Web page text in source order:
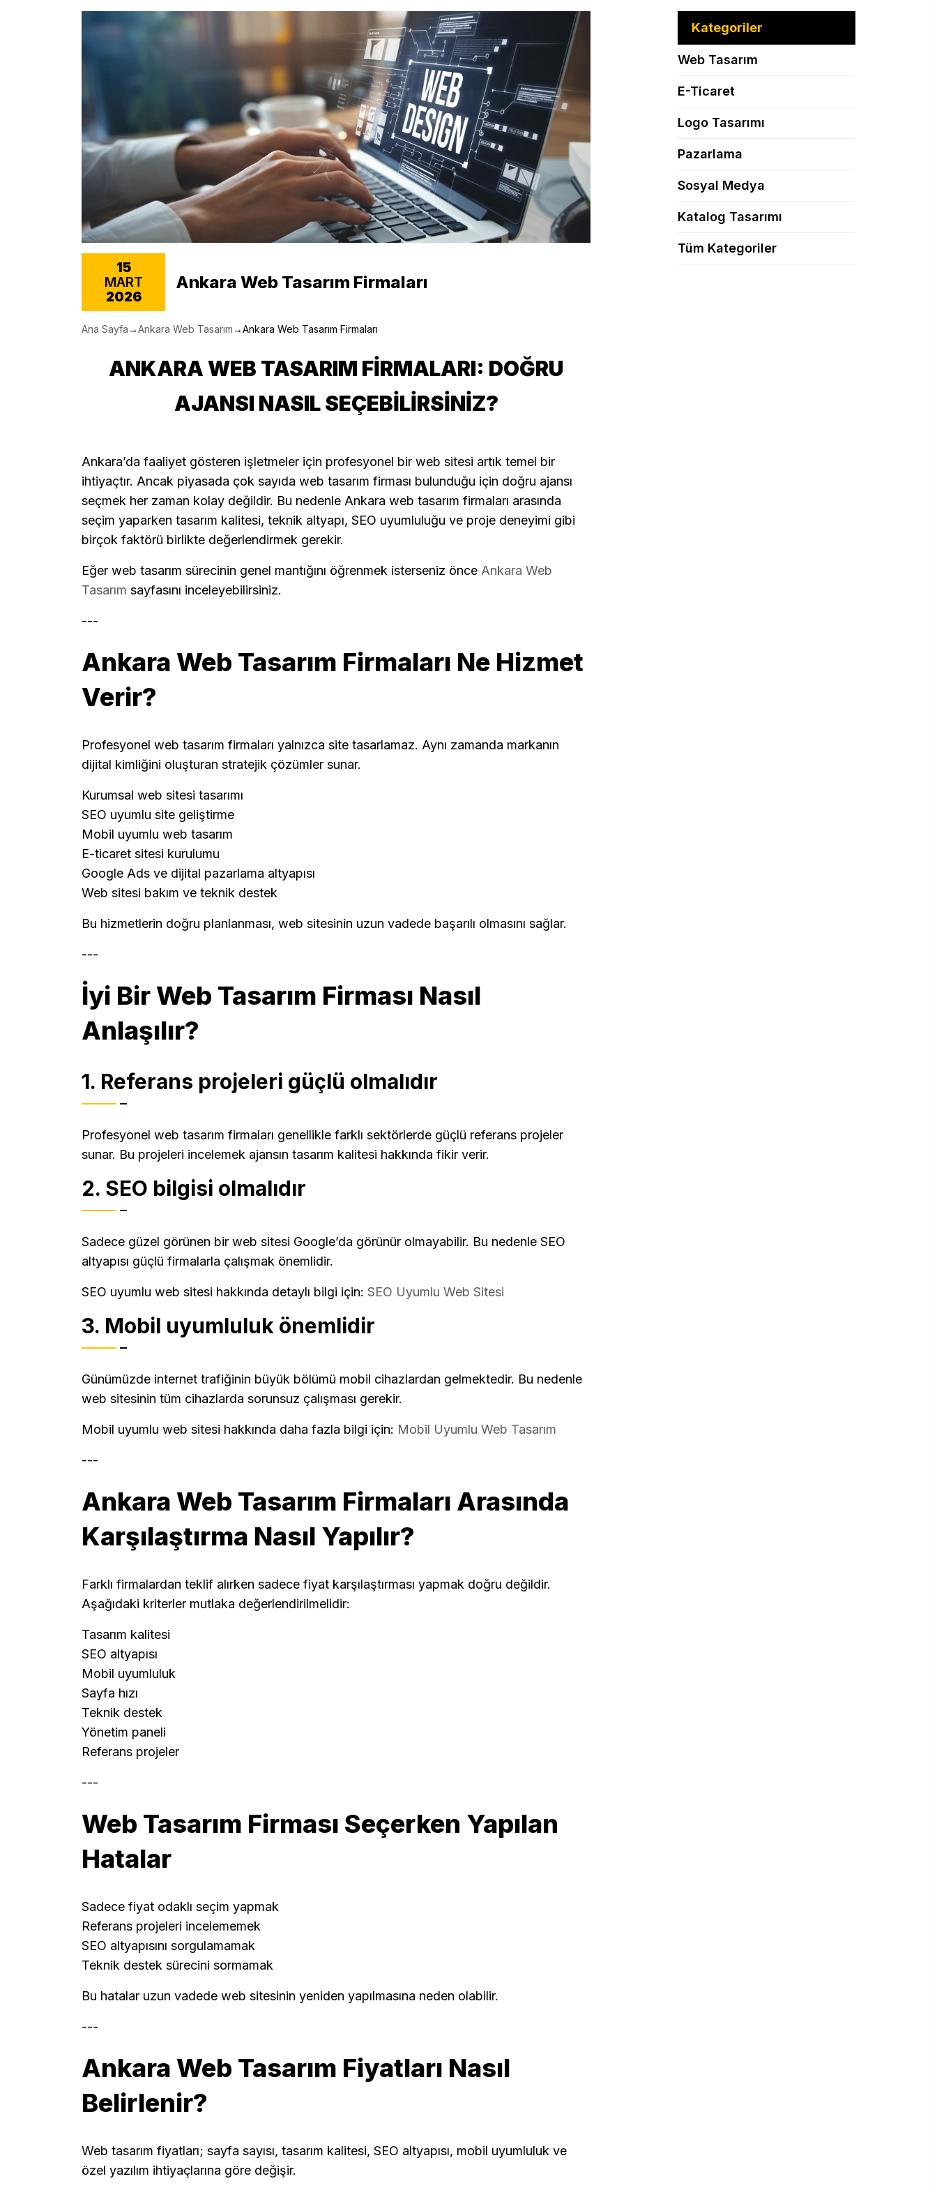
15
MART
2026
Ankara Web Tasarım Firmaları
Ana Sayfa→Ankara Web Tasarım→Ankara Web Tasarım Firmaları
ANKARA WEB TASARIM FIRMALARI: DOĞRU
AJANSI NASIL SEÇEBILIRSINIZ?
Ankara’da faaliyet gösteren işletmeler için profesyonel bir web sitesi artık temel bir
ihtiyaçtır. Ancak piyasada çok sayıda web tasarım firması bulunduğu için doğru ajansı
seçmek her zaman kolay değildir. Bu nedenle Ankara web tasarım firmaları arasında
seçim yaparken tasarım kalitesi, teknik altyapı, SEO uyumluluğu ve proje deneyimi gibi
birçok faktörü birlikte değerlendirmek gerekir.
Eğer web tasarım sürecinin genel mantığını öğrenmek isterseniz önce Ankara Web
Tasarım sayfasını inceleyebilirsiniz.
---
Ankara Web Tasarım Firmaları Ne Hizmet
Verir?
Profesyonel web tasarım firmaları yalnızca site tasarlamaz. Aynı zamanda markanın
dijital kimliğini oluşturan stratejik çözümler sunar.
Kurumsal web sitesi tasarımı
SEO uyumlu site geliştirme
Mobil uyumlu web tasarım
E-ticaret sitesi kurulumu
Google Ads ve dijital pazarlama altyapısı
Web sitesi bakım ve teknik destek
Bu hizmetlerin doğru planlanması, web sitesinin uzun vadede başarılı olmasını sağlar.
---
İyi Bir Web Tasarım Firması Nasıl
Anlaşılır?
1. Referans projeleri güçlü olmalıdır
Profesyonel web tasarım firmaları genellikle farklı sektörlerde güçlü referans projeler
sunar. Bu projeleri incelemek ajansın tasarım kalitesi hakkında fikir verir.
2. SEO bilgisi olmalıdır
Sadece güzel görünen bir web sitesi Google’da görünür olmayabilir. Bu nedenle SEO
altyapısı güçlü firmalarla çalışmak önemlidir.
SEO uyumlu web sitesi hakkında detaylı bilgi için: SEO Uyumlu Web Sitesi
3. Mobil uyumluluk önemlidir
Günümüzde internet trafiğinin büyük bölümü mobil cihazlardan gelmektedir. Bu nedenle
web sitesinin tüm cihazlarda sorunsuz çalışması gerekir.
Mobil uyumlu web sitesi hakkında daha fazla bilgi için: Mobil Uyumlu Web Tasarım
---
Ankara Web Tasarım Firmaları Arasında
Karşılaştırma Nasıl Yapılır?
Farklı firmalardan teklif alırken sadece fiyat karşılaştırması yapmak doğru değildir.
Aşağıdaki kriterler mutlaka değerlendirilmelidir:
Tasarım kalitesi
SEO altyapısı
Mobil uyumluluk
Sayfa hızı
Teknik destek
Yönetim paneli
Referans projeler
---
Web Tasarım Firması Seçerken Yapılan
Hatalar
Sadece fiyat odaklı seçim yapmak
Referans projeleri incelememek
SEO altyapısını sorgulamamak
Teknik destek sürecini sormamak
Bu hatalar uzun vadede web sitesinin yeniden yapılmasına neden olabilir.
---
Ankara Web Tasarım Fiyatları Nasıl
Belirlenir?
Web tasarım fiyatları; sayfa sayısı, tasarım kalitesi, SEO altyapısı, mobil uyumluluk ve
özel yazılım ihtiyaçlarına göre değişir.
Kategoriler
Web Tasarım
E-Ticaret
Logo Tasarımı
Pazarlama
Sosyal Medya
Katalog Tasarımı
Tüm Kategoriler